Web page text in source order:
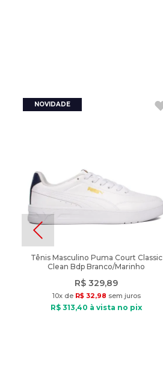
Tênis Masculino Puma Court Classic
Clean Bdp Branco/Marinho
R$ 329,89
10x de R$ 32,98 sem juros
R$ 313,40 à vista no pix